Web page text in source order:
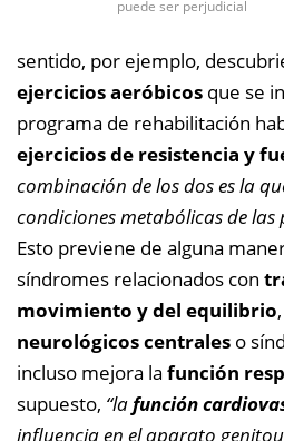
puede ser perjudicial
sentido, por ejemplo,
ejercicios aeróbicos que se
programa de rehabilitación
ejercicios de resistencia y
combinación de los dos es la
condiciones metabólicas de las
Esto previene de alguna
síndromes relacionados con
movimiento y del equilibrio
neurológicos centrales o
incluso mejora la función
supuesto, “lafunción
influencia en el aparato